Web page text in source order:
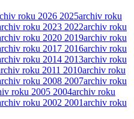
roku 2026 2025archiv roku
roku 2023 2022archiv roku
roku 2020 2019archiv roku
roku 2017 2016archiv roku
roku 2014 2013archiv roku
roku 2011 2010archiv roku
roku 2008 2007archiv roku
roku 2005 2004archiv roku
roku 2002 2001archiv roku